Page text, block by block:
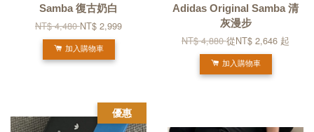
Samba 復古奶白
NT$ 4,480NT$ 2,999
加入購物車
Adidas Original Samba 清
灰漫步
NT$ 4,880從NT$ 2,646 起
加入購物車
優惠